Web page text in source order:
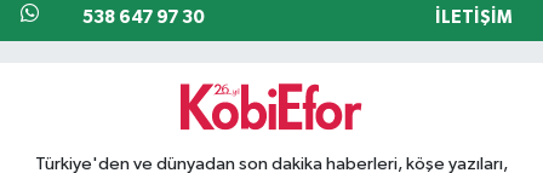
538 647 97 30 İLETIŞIM
Türkiye'den ve dünyadan son dakika haberleri, köşe yazıları,